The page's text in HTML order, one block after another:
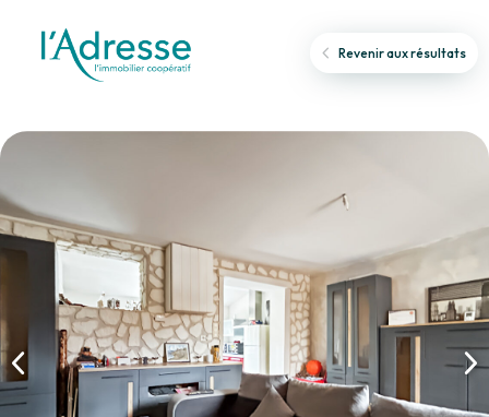
Revenir aux résultats